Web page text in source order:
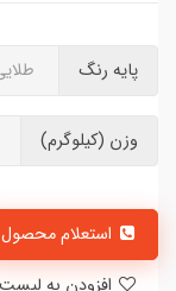
پایه رنگ
وزن (کیلوگرم)
استعلام محصول